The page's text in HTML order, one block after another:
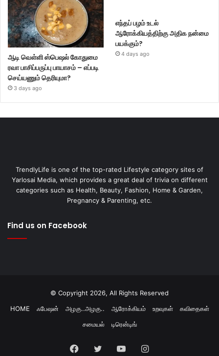
ஆடி வெள்ளி ஸ்பெஷல் கோதுமை
ரவா பாசிப்பருப்பு பாயாசம் – எப்படி
செய்யணும் தெரியுமா?
3 days ago
எந்தப் பழம் உடல்
ஆரோக்கியத்திற்கு அதிக நன்மை
பயக்கும்?
4 days ago
TrendlyLife is one of the top-rated Lifestyle category sites of
Yarlosai Media, which provides a great deal of trivia on different
categories such as Health, Beauty, Fashion, Home & Garden,
Pregnancy & Parenting, etc.
Find us on Facebook
© Copyright 2026, All Rights Reserved
HOME
ஃபேஷன் அழகு..அழகு.. ஆரோக்கியம் உறவுகள்
கவிதைகள்
சமையல்
டிரென்டிங்
Facebook
TwitterYouTubeInstagram